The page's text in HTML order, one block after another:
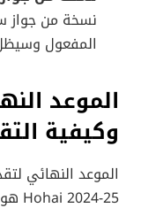
نسخة من جواز
المفعول
الموعد
وكيفية
الموعد النهائي